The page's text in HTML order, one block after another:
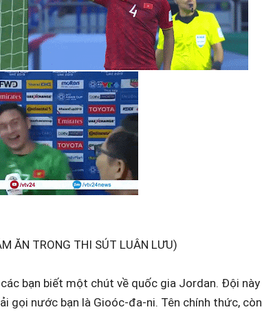
ĂN TRONG THI SÚT LUÂN LƯU)
bạn biết một chút về quốc gia Jordan. Đội này
gọi nước bạn là Gioóc-đa-ni. Tên chính thức, còn